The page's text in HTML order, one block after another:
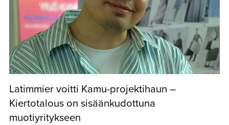
Latimmier voitti Kamu-projektihaun –
Kiertotalous on sisäänkudottuna
muotiyritykseen